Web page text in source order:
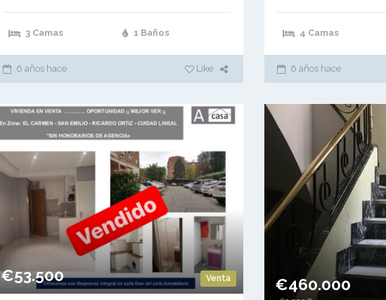
3 Camas 1 Baños
6 años hace Like
4 Camas
6 años hace
Venta
€53.500 €460.000